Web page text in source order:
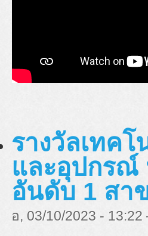
รางวัลเทค
และอุปกรณ์
อันดับ 1 สา
อ, 03/10/2023 -